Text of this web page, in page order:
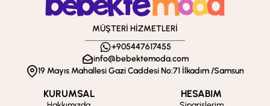
MÜŞTERİ HİZMETLERİ
+905447617455
info@bebektemoda.com
19 Mayıs Mahallesi Gazi Caddesi No:71 İlkadım /Samsun
KURUMSAL HESABIM